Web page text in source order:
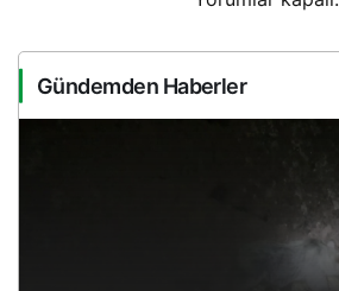
Gündemden Haberler